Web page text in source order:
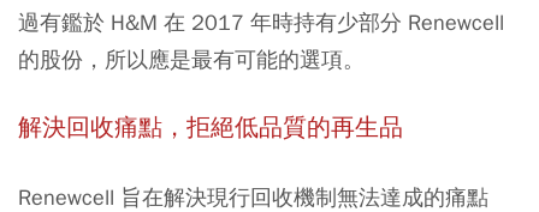
過有鑑於 H&M 在 2017 年時持有少部分 Renewcell
的股份，所以應是最有可能的選項。
解決回收痛點，拒絕低品質的再生品
Renewcell 旨在解決現行回收機制無法達成的痛點